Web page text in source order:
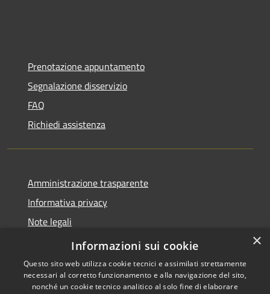
Prenotazione appuntamento
Segnalazione disservizio
FAQ
Richiedi assistenza
Amministrazione trasparente
Informativa privacy
Note legali
Dichiarazione di accessibilità
×
Informazioni sui cookie
Questo sito web utilizza cookie tecnici e assimilati strettamente
necessari al corretto funzionamento e alla navigazione del sito,
nonché un cookie tecnico analitico al solo fine di elaborare